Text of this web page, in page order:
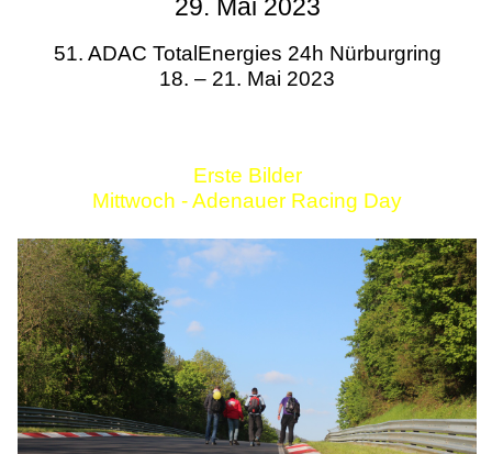
29. Mai 2023
51. ADAC TotalEnergies 24h Nürburgring
18. – 21. Mai 2023
Erste Bilder
Mittwoch - Adenauer Racing Day